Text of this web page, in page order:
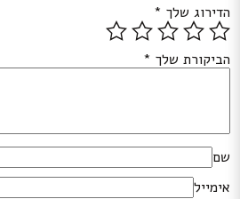
הדירוג שלך *
הביקורת שלך *
שם
אימייל